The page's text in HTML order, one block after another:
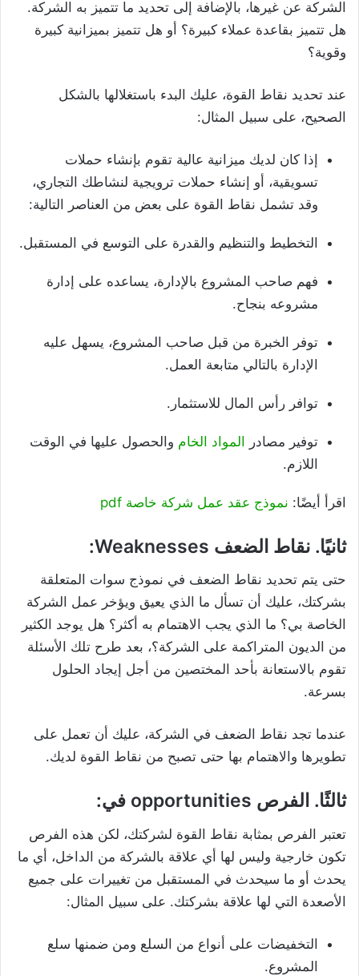
الشركة عن غيرها، بالإضافة إلى تحديد ما تتميز به الشركة.
هل تتميز بقاعدة عملاء كبيرة؟ أو هل تتميز بميزانية كبيرة
وقوية؟
عند تحديد نقاط القوة، عليك البدء باستغلالها بالشكل
الصحيح، على سبيل المثال:
إذا كان لديك ميزانية عالية تقوم بإنشاء حملات
تسويقية، أو إنشاء حملات ترويجية لنشاطك التجاري،
وقد تشمل نقاط القوة على بعض من العناصر التالية:
التخطيط والتنظيم والقدرة على التوسع في المستقبل.
فهم صاحب المشروع بالإدارة، يساعده على إدارة
مشروعه بنجاح.
توفر الخبرة من قبل صاحب المشروع، يسهل عليه
الإدارة بالتالي متابعة العمل.
توافر رأس المال للاستثمار.
توفير مصادر المواد الخام والحصول عليها في الوقت
اللازم.
اقرأ أيضًا: نموذج عقد عمل شركة خاصة pdf
ثانيًا. نقاط الضعف Weaknesses:
حتى يتم تحديد نقاط الضعف في نموذج سوات المتعلقة
بشركتك، عليك أن تسأل ما الذي يعيق ويؤخر عمل الشركة
الخاصة بي؟ ما الذي يجب الاهتمام به أكثر؟ هل يوجد الكثير
من الديون المتراكمة على الشركة؟، بعد طرح تلك الأسئلة
تقوم بالاستعانة بأحد المختصين من أجل إيجاد الحلول
بسرعة.
عندما تجد نقاط الضعف في الشركة، عليك أن تعمل على
تطويرها والاهتمام بها حتى تصبح من نقاط القوة لديك.
ثالثًا. الفرص opportunities في:
تعتبر الفرص بمثابة نقاط القوة لشركتك، لكن هذه الفرص
تكون خارجية وليس لها أي علاقة بالشركة من الداخل، أي ما
يحدث أو ما سيحدث في المستقبل من تغييرات على جميع
الأصعدة التي لها علاقة بشركتك. على سبيل المثال:
التخفيضات على أنواع من السلع ومن ضمنها سلع
المشروع.